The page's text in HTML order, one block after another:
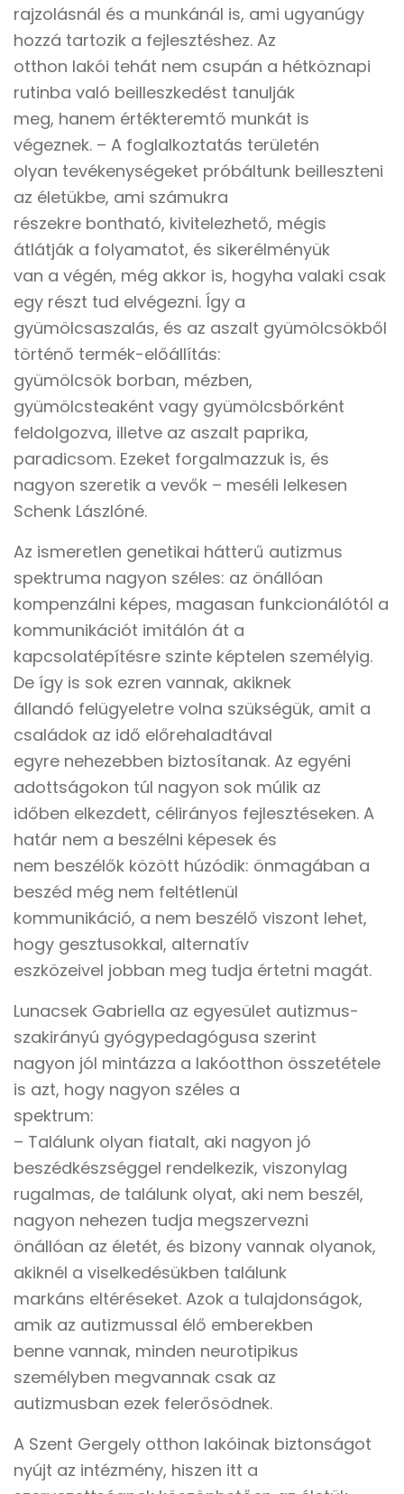
rajzolásnál és a munkánál is, ami ugyanúgy
hozzá tartozik a fejlesztéshez. Az
otthon lakói tehát nem csupán a hétköznapi
rutinba való beilleszkedést tanulják
meg, hanem értékteremtő munkát is
végeznek. – A foglalkoztatás területén
olyan tevékenységeket próbáltunk beilleszteni
az életükbe, ami számukra
részekre bontható, kivitelezhető, mégis
átlátják a folyamatot, és sikerélményük
van a végén, még akkor is, hogyha valaki csak
egy részt tud elvégezni. Így a
gyümölcsaszalás, és az aszalt gyümölcsökből
történő termék-előállítás:
gyümölcsök borban, mézben,
gyümölcsteaként vagy gyümölcsbőrként
feldolgozva, illetve az aszalt paprika,
paradicsom. Ezeket forgalmazzuk is, és
nagyon szeretik a vevők – meséli lelkesen
Schenk Lászlóné.
Az ismeretlen genetikai hátterű autizmus
spektruma nagyon széles: az önállóan
kompenzálni képes, magasan funkcionálótól a
kommunikációt imitálón át a
kapcsolatépítésre szinte képtelen személyig.
De így is sok ezren vannak, akiknek
állandó felügyeletre volna szükségük, amit a
családok az idő előrehaladtával
egyre nehezebben biztosítanak. Az egyéni
adottságokon túl nagyon sok múlik az
időben elkezdett, célirányos fejlesztéseken. A
határ nem a beszélni képesek és
nem beszélők között húzódik: önmagában a
beszéd még nem feltétlenül
kommunikáció, a nem beszélő viszont lehet,
hogy gesztusokkal, alternatív
eszközeivel jobban meg tudja értetni magát.
Lunacsek Gabriella az egyesület autizmus-
szakirányú gyógypedagógusa szerint
nagyon jól mintázza a lakóotthon összetétele
is azt, hogy nagyon széles a
spektrum:
– Találunk olyan fiatalt, aki nagyon jó
beszédkészséggel rendelkezik, viszonylag
rugalmas, de találunk olyat, aki nem beszél,
nagyon nehezen tudja megszervezni
önállóan az életét, és bizony vannak olyanok,
akiknél a viselkedésükben találunk
markáns eltéréseket. Azok a tulajdonságok,
amik az autizmussal élő emberekben
benne vannak, minden neurotipikus
személyben megvannak csak az
autizmusban ezek felerősödnek.
A Szent Gergely otthon lakóinak biztonságot
nyújt az intézmény, hiszen itt a